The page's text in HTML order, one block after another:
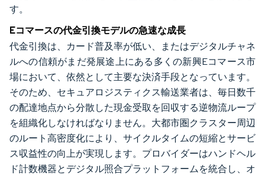
す。
Eコマースの代金引換モデルの急速な成長
代金引換は、カード普及率が低い、またはデジタルチャネ
ルへの信頼がまだ発展途上にある多くの新興Eコマース市
場において、依然として主要な決済手段となっています。
そのため、セキュアロジスティクス輸送業者は、毎日数千
の配達地点から分散した現金受取を回収する逆物流ループ
を組織化しなければなりません。大都市圏クラスター周辺
のルート高密度化により、サイクルタイムの短縮とサービ
ス収益性の向上が実現します。プロバイダーはハンドヘル
ド計数機器とデジタル照合プラットフォームを統合し、オ